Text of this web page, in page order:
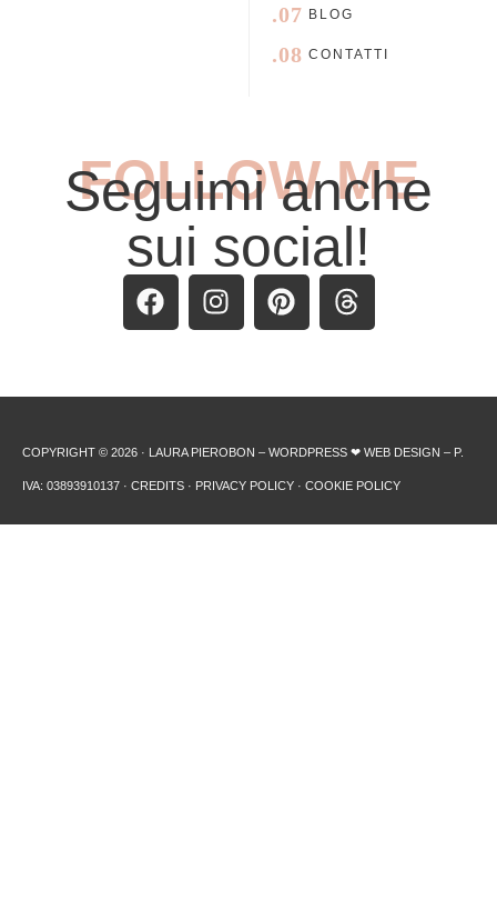
.07 BLOG
.08 CONTATTI
FOLLOW ME
Seguimi anche
sui social!
COPYRIGHT © 2026 · LAURA PIEROBON – WORDPRESS ❤︎ WEB DESIGN – P.
IVA: 03893910137 · CREDITS · PRIVACY POLICY · COOKIE POLICY